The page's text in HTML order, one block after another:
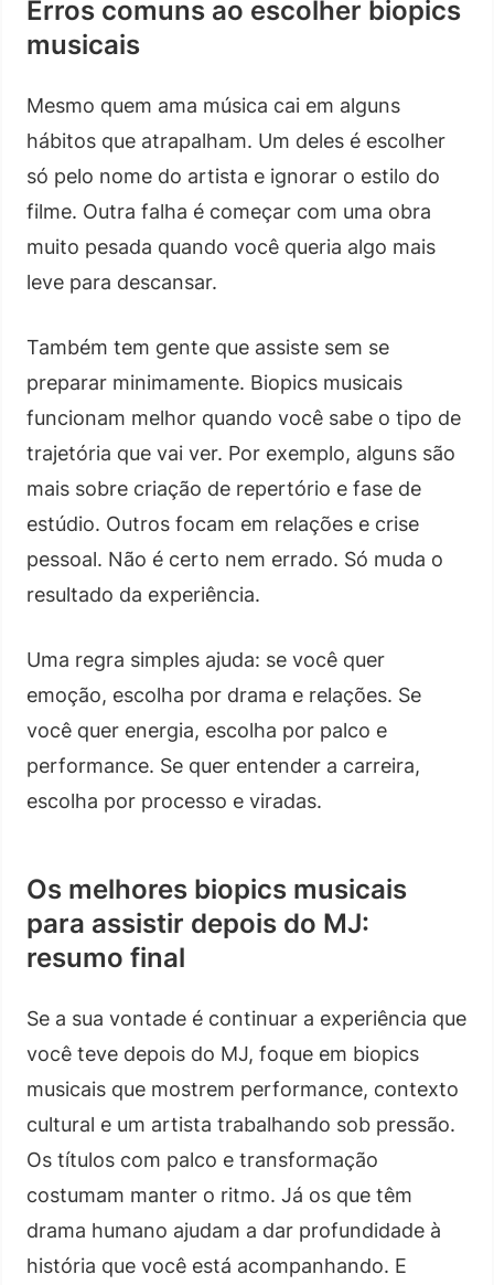
Erros comuns ao escolher biopics
musicais
Mesmo quem ama música cai em alguns
hábitos que atrapalham. Um deles é escolher
só pelo nome do artista e ignorar o estilo do
filme. Outra falha é começar com uma obra
muito pesada quando você queria algo mais
leve para descansar.
Também tem gente que assiste sem se
preparar minimamente. Biopics musicais
funcionam melhor quando você sabe o tipo de
trajetória que vai ver. Por exemplo, alguns são
mais sobre criação de repertório e fase de
estúdio. Outros focam em relações e crise
pessoal. Não é certo nem errado. Só muda o
resultado da experiência.
Uma regra simples ajuda: se você quer
emoção, escolha por drama e relações. Se
você quer energia, escolha por palco e
performance. Se quer entender a carreira,
escolha por processo e viradas.
Os melhores biopics musicais
para assistir depois do MJ:
resumo final
Se a sua vontade é continuar a experiência que
você teve depois do MJ, foque em biopics
musicais que mostrem performance, contexto
cultural e um artista trabalhando sob pressão.
Os títulos com palco e transformação
costumam manter o ritmo. Já os que têm
drama humano ajudam a dar profundidade à
história que você está acompanhando. E